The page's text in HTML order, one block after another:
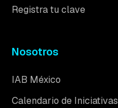
Registra tu clave
Nosotros
IAB México
Calendario de Iniciativas